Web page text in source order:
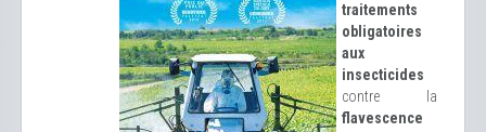
traitements
obligatoires
aux
insecticides
contre la
flavescence